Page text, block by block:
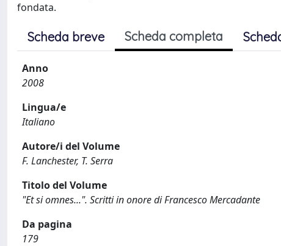
fondata.
Scheda breve Scheda completa
Anno
2008
Lingua/e
Italiano
Autore/i del Volume
F. Lanchester, T. Serra
Titolo del Volume
"Et si omnes...". Scritti in onore di Francesco Mercadante
Da pagina
179